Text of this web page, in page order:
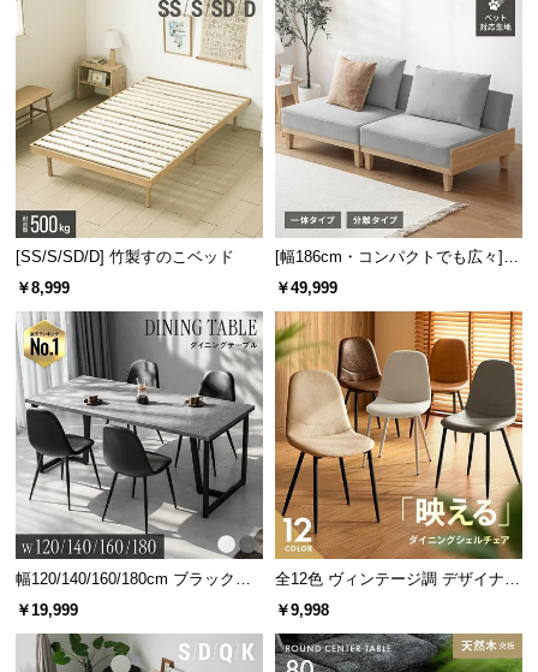
抜群の耐水性で水を零しても安心
耐水性に優れた天板はお水を零しても染み込まず、
サッと拭き取ることができるので食卓に最適です。
[SS/S/SD/D] 竹製すのこベッド
￥8,999
[幅186cm・コンパクトでも広々] 3
人掛けソファベッド リクライニン
￥49,999
幅120/140/160/180cm ブラックフ
レーム ダイニング 大理石調 4人掛
￥19,999
全12色 ヴィンテージ調 デザイナー
ズシェルチェア
￥9,998